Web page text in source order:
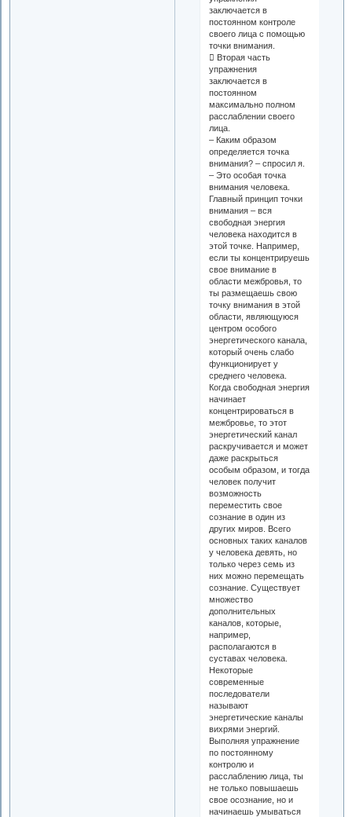
заключается в
постоянном контроле
своего лица с помощью
точки внимания.
 Вторая часть
упражнения
заключается в
постоянном
максимально полном
расслаблении своего
лица.
– Каким образом
определяется точка
внимания? – спросил я.
– Это особая точка
внимания человека.
Главный принцип точки
внимания – вся
свободная энергия
человека находится в
этой точке. Например,
если ты концентрируешь
свое внимание в
области межбровья, то
ты размещаешь свою
точку внимания в этой
области, являющуюся
центром особого
энергетического канала,
который очень слабо
функционирует у
среднего человека.
Когда свободная энергия
начинает
концентрироваться в
межбровье, то этот
энергетический канал
раскручивается и может
даже раскрыться
особым образом, и тогда
человек получит
возможность
переместить свое
сознание в один из
других миров. Всего
основных таких каналов
у человека девять, но
только через семь из
них можно перемещать
сознание. Существует
множество
дополнительных
каналов, которые,
например,
располагаются в
суставах человека.
Некоторые
современные
последователи
называют
энергетические каналы
вихрями энергий.
Выполняя упражнение
по постоянному
контролю и
расслаблению лица, ты
не только повышаешь
свое осознание, но и
начинаешь умываться